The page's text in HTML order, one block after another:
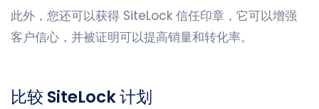
此外，您还可以获得 SiteLock 信任印章，它可以增强
客户信心，并被证明可以提高销量和转化率。
比较 SiteLock 计划